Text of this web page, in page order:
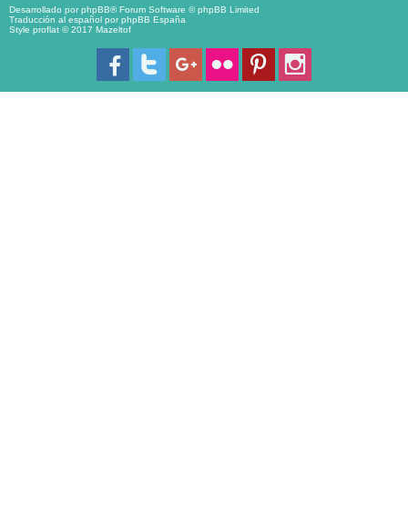
Desarrollado porphpBB® Forum Software © phpBB Limited
Traducción al español porphpBB España
Style proflat © 2017 Mazeltof